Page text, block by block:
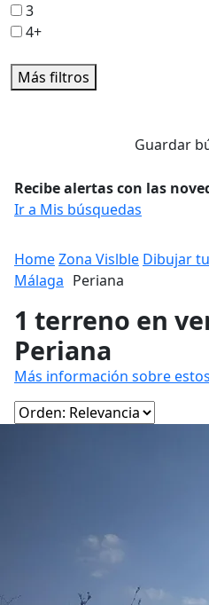
3
4+
Más filtros
Guardar
Recibe alertas con las
Ir a Mis búsquedas
HomeZona Vislble Dibujar
Málaga Periana
1 terreno en
Periana
Más información sobre